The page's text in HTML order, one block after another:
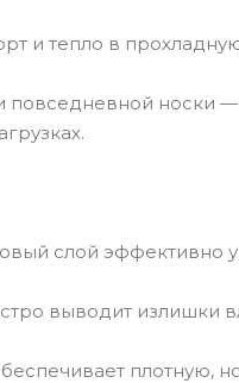
и тепло в
повседневной
слой эффективно
выводит излишки
плотную,